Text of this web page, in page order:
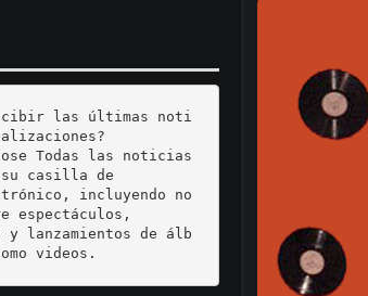
las últimas noti
Todas las noticias
casilla de
incluyendo no
espectáculos,
lanzamientos de álb
videos.